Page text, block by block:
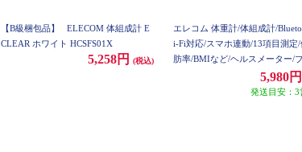
【B級梱包品】
ELECOM 体組成計 E
CLEAR ホワイト HCSFS01X
5,258円 (税込)
エレコム 体重計/体組成計/
i-Fi対応/スマホ連動/13項目測定/
肪率/BMIなど/ヘルスメーター/ブ
5,980円
発送目安：3